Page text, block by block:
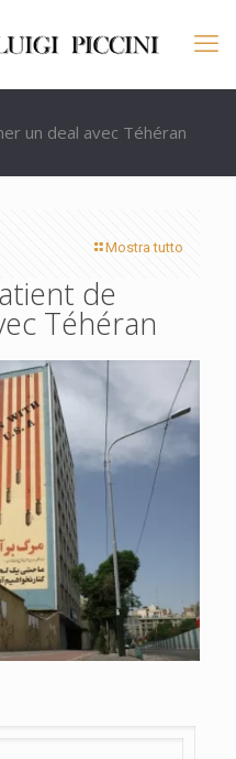
un deal avec Téhéran
Mostra tutto
de
Téhéran